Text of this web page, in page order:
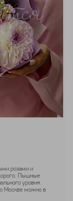
розами и
Пышные
уровня.
Москве можно в